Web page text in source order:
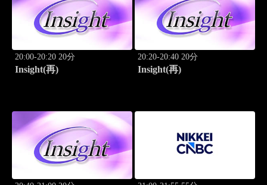
20:00-20:20 20分
Insight(再)
20:20-20:40 20分
Insight(再)